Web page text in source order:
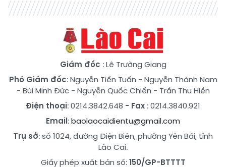
Giám đốc : Lê Trường Giang
Phó Giám đốc:Nguyễn Tiến Tuấn - Nguyễn Thành Nam
- Bùi Minh Đức- Nguyễn Quốc Chiến - Trần Thu Hiền
Điện thoại: 0214.3842.648 - Fax : 0214.3840.921
Email:baolaocaidientu@gmail.com
Trụ sở: số 1024, đường Điện Biên, phường Yên Bái, tỉnh
Lào Cai.
Giấy phép xuất bản số:150/GP-BTTTT